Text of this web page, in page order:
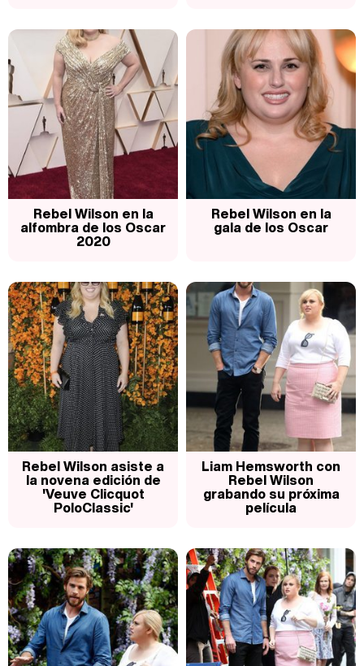
Rebel Wilson en la
alfombra de los Oscar
2020
Rebel Wilson en la
gala de los Oscar
Rebel Wilson asiste a
la novena edición de
'Veuve Clicquot
PoloClassic'
Liam Hemsworth con
Rebel Wilson
grabando su próxima
película